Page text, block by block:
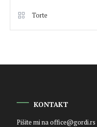
Torte
KONTAKT
Pišite mi naoffice@gordi.rs